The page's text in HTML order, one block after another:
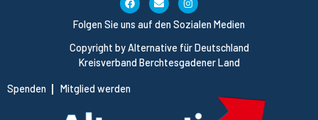
Copyright by Alternative für Deutschland
Kreisverband Berchtesgadener Land
Spenden Mitglied werden
Folgen Sie uns auf den Sozialen Medien